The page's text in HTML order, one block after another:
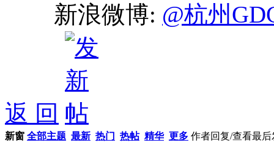
新浪微博: @杭州
返 回
新窗 全部主题 最新 热门 热帖 精华 更多 作者回复/查看最后